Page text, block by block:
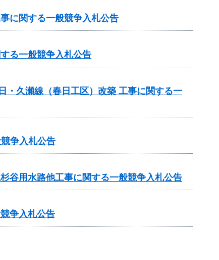
に関する一般競争入札公告
る一般競争入札公告
久瀬線（春日工区）改築 工事に関する一
争入札公告
谷用水路他工事に関する一般競争入札公告
争入札公告